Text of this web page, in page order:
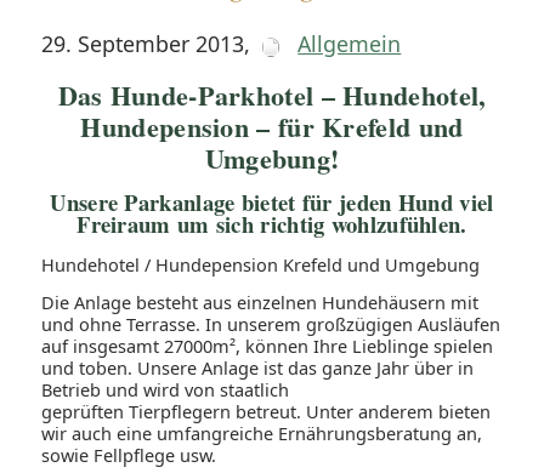
29. September 2013, Allgemein
Das Hunde-Parkhotel – Hundehotel,
Hundepension – für Krefeld und
Umgebung!
Unsere Parkanlage bietet für jeden Hund viel
Freiraum um sich richtig wohlzufühlen.
Hundehotel / Hundepension Krefeld und Umgebung
Die Anlage besteht aus einzelnen Hundehäusern mit
und ohne Terrasse. In unserem großzügigen Ausläufen
auf insgesamt 27000m², können Ihre Lieblinge spielen
und toben. Unsere Anlage ist das ganze Jahr über in
Betrieb und wird von staatlich
geprüften Tierpflegern betreut. Unter anderem bieten
wir auch eine umfangreiche Ernährungsberatung an,
sowie Fellpflege usw.